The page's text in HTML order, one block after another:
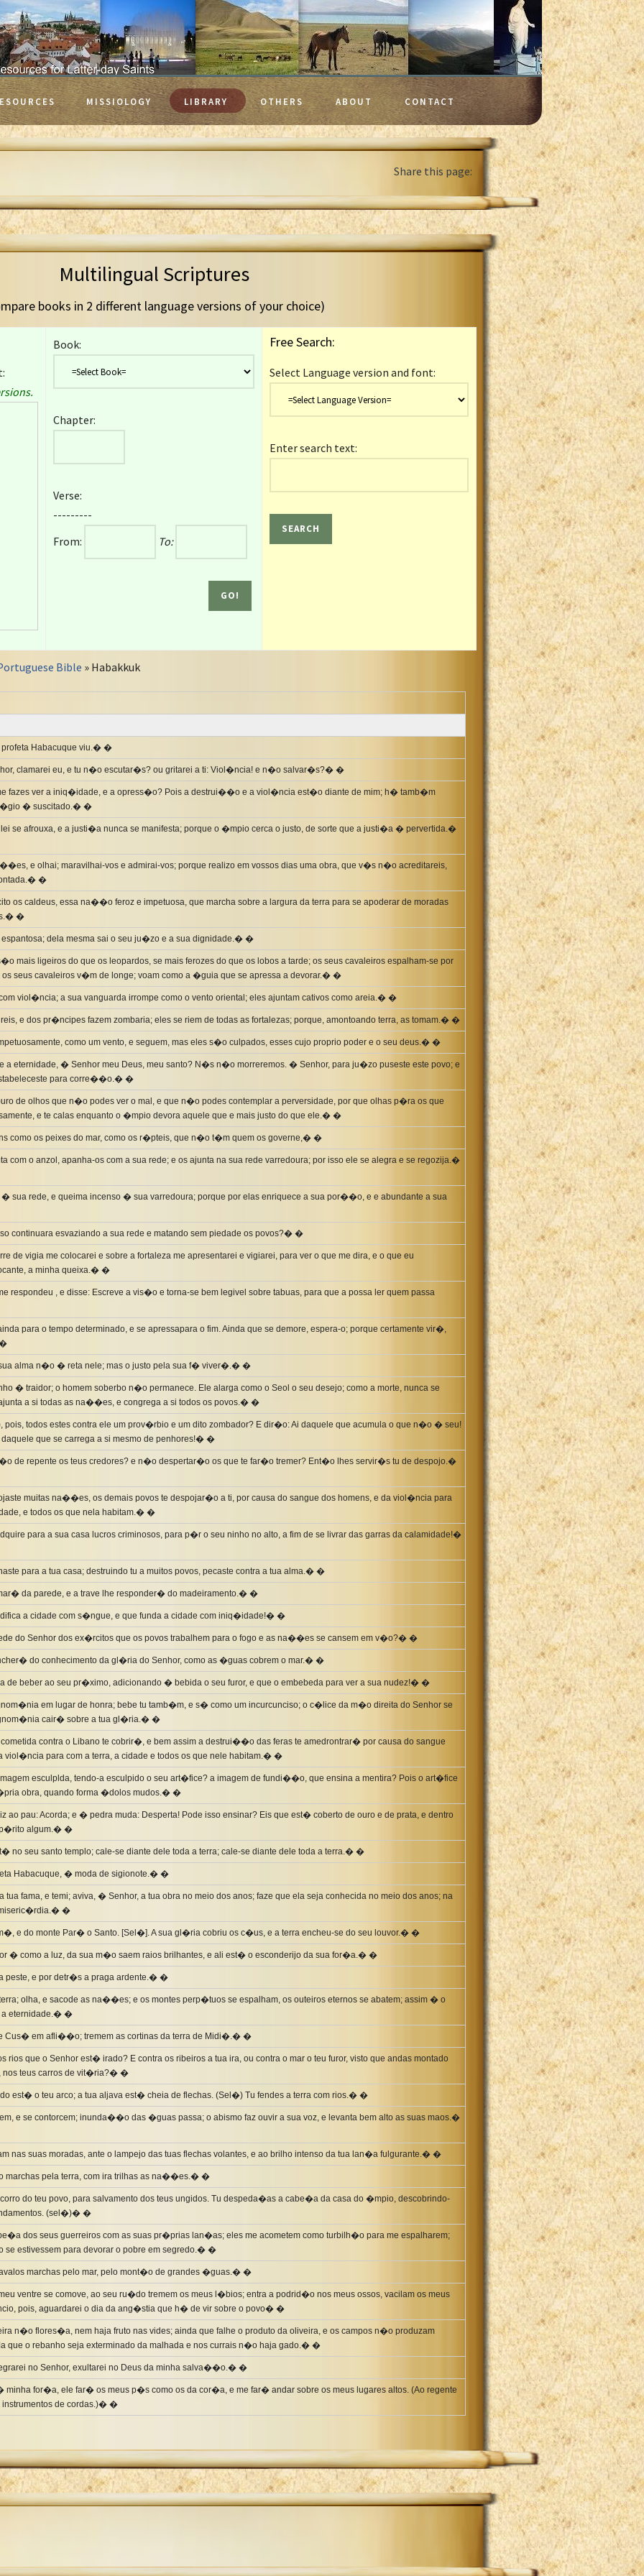
MISSIOLOGY LIBRARY OTHERS ABOUT CONTACT
Share this page:
Multilingual Scriptures
books in 2 different language versions of your choice)
Book:
Chapter:
Verse:
---------
From:
To:
Free Search:
Select Language version and font:
Enter search text:
Bible » Habakkuk
Habacuque viu.� �
clamarei eu, e tu n�o escutar�s? ou gritarei a ti: Viol�ncia! e n�o salvar�s?� �
fazes ver a iniq�idade, e a opress�o? Pois a destrui��o e a viol�ncia est�o diante de mim; h� tamb�m
� suscitado.� �
lei se afrouxa, e a justi�a nunca se manifesta; porque o �mpio cerca o justo, de sorte que a justi�a � pervertida.�
e olhai; maravilhai-vos e admirai-vos; porque realizo em vossos dias uma obra, que v�s n�o acreditareis,
�
os caldeus, essa na��o feroz e impetuosa, que marcha sobre a largura da terra para se apoderar de moradas
�
dela mesma sai o seu ju�zo e a sua dignidade.� �
mais ligeiros do que os leopardos, se mais ferozes do que os lobos a tarde; os seus cavaleiros espalham-se por
os seus cavaleiros v�m de longe; voam como a �guia que se apressa a devorar.� �
viol�ncia; a sua vanguarda irrompe como o vento oriental; eles ajuntam cativos como areia.� �
reis, e dos pr�ncipes fazem zombaria; eles se riem de todas as fortalezas; porque, amontoando terra, as tomam.� �
como um vento, e seguem, mas eles s�o culpados, esses cujo proprio poder e o seu deus.� �
a eternidade, � Senhor meu Deus, meu santo? N�s n�o morreremos. � Senhor, para ju�zo puseste este povo; e
para corre��o.� �
de olhos que n�o podes ver o mal, e que n�o podes contemplar a perversidade, por que olhas p�ra os que
e te calas enquanto o �mpio devora aquele que e mais justo do que ele.� �
como os peixes do mar, como os r�pteis, que n�o t�m quem os governe,� �
com o anzol, apanha-os com a sua rede; e os ajunta na sua rede varredoura; por isso ele se alegra e se regozija.�
� sua rede, e queima incenso � sua varredoura; porque por elas enriquece a sua por��o, e e abundante a sua
continuara esvaziando a sua rede e matando sem piedade os povos?� �
de vigia me colocarei e sobre a fortaleza me apresentarei e vigiarei, para ver o que me dira, e o que eu
a minha queixa.� �
respondeu , e disse: Escreve a vis�o e torna-se bem legivel sobre tabuas, para que a possa ler quem passa
para o tempo determinado, e se apressapara o fim. Ainda que se demore, espera-o; porque certamente vir�,
sua alma n�o � reta nele; mas o justo pela sua f� viver�.� �
� traidor; o homem soberbo n�o permanece. Ele alarga como o Seol o seu desejo; como a morte, nunca se
a si todas as na��es, e congrega a si todos os povos.� �
todos estes contra ele um prov�rbio e um dito zombador? E dir�o: Ai daquele que acumula o que n�o � seu!
que se carrega a si mesmo de penhores!� �
de repente os teus credores? e n�o despertar�o os que te far�o tremer? Ent�o lhes servir�s tu de despojo.�
muitas na��es, os demais povos te despojar�o a ti, por causa do sangue dos homens, e da viol�ncia para
e todos os que nela habitam.� �
para a sua casa lucros criminosos, para p�r o seu ninho no alto, a fim de se livrar das garras da calamidade!�
para a tua casa; destruindo tu a muitos povos, pecaste contra a tua alma.� �
da parede, e a trave lhe responder� do madeiramento.� �
a cidade com s�ngue, e que funda a cidade com iniq�idade!� �
do Senhor dos ex�rcitos que os povos trabalhem para o fogo e as na��es se cansem em v�o?� �
do conhecimento da gl�ria do Senhor, como as �guas cobrem o mar.� �
de beber ao seu pr�ximo, adicionando � bebida o seu furor, e que o embebeda para ver a sua nudez!� �
em lugar de honra; bebe tu tamb�m, e s� como um incurcunciso; o c�lice da m�o direita do Senhor se
cair� sobre a tua gl�ria.� �
contra o Libano te cobrir�, e bem assim a destrui��o das feras te amedrontrar� por causa do sangue
viol�ncia para com a terra, a cidade e todos os que nele habitam.� �
esculplda, tendo-a esculpido o seu art�fice? a imagem de fundi��o, que ensina a mentira? Pois o art�fice
obra, quando forma �dolos mudos.� �
ao pau: Acorda; e � pedra muda: Desperta! Pode isso ensinar? Eis que est� coberto de ouro e de prata, e dentro
algum.� �
no seu santo templo; cale-se diante dele toda a terra; cale-se diante dele toda a terra.� �
Habacuque, � moda de sigionote.� �
tua fama, e temi; aviva, � Senhor, a tua obra no meio dos anos; faze que ela seja conhecida no meio dos anos; na
�
e do monte Par� o Santo. [Sel�]. A sua gl�ria cobriu os c�us, e a terra encheu-se do seu louvor.� �
� como a luz, da sua m�o saem raios brilhantes, e ali est� o esconderijo da sua for�a.� �
peste, e por detr�s a praga ardente.� �
olha, e sacode as na��es; e os montes perp�tuos se espalham, os outeiros eternos se abatem; assim � o
a eternidade.� �
Cus� em afli��o; tremem as cortinas da terra de Midi�.� �
rios que o Senhor est� irado? E contra os ribeiros a tua ira, ou contra o mar o teu furor, visto que andas montado
nos teus carros de vit�ria?� �
est� o teu arco; a tua aljava est� cheia de flechas. (Sel�) Tu fendes a terra com rios.� �
e se contorcem; inunda��o das �guas passa; o abismo faz ouvir a sua voz, e levanta bem alto as suas maos.�
nas suas moradas, ante o lampejo das tuas flechas volantes, e ao brilho intenso da tua lan�a fulgurante.� �
marchas pela terra, com ira trilhas as na��es.� �
do teu povo, para salvamento dos teus ungidos. Tu despeda�as a cabe�a da casa do �mpio, descobrindo-
(sel�)� �
dos seus guerreiros com as suas pr�prias lan�as; eles me acometem como turbilh�o para me espalharem;
se estivessem para devorar o pobre em segredo.� �
marchas pelo mar, pelo mont�o de grandes �guas.� �
ventre se comove, ao seu ru�do tremem os meus l�bios; entra a podrid�o nos meus ossos, vacilam os meus
pois, aguardarei o dia da ang�stia que h� de vir sobre o povo� �
n�o flores�a, nem haja fruto nas vides; ainda que falhe o produto da oliveira, e os campos n�o produzam
que o rebanho seja exterminado da malhada e nos currais n�o haja gado.� �
no Senhor, exultarei no Deus da minha salva��o.� �
minha for�a, ele far� os meus p�s como os da cor�a, e me far� andar sobre os meus lugares altos. (Ao regente
de cordas.)� �